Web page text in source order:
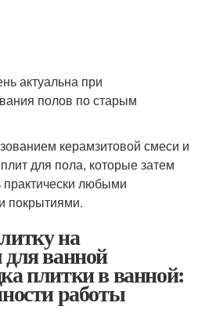
актуальна при
полов по старым
керамзитовой смеси и
для пола, которые затем
любыми
на
ванной
плитки в ванной:
работы